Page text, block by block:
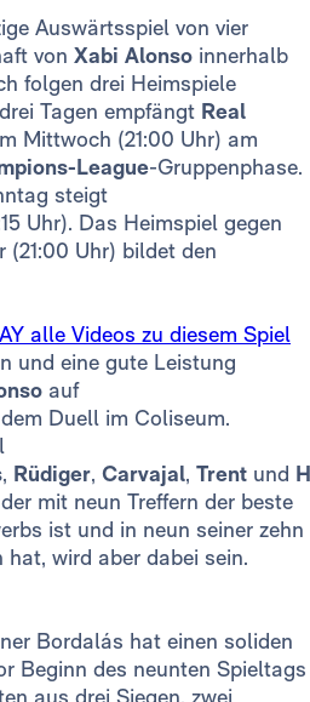
Auswärtsspiel von vier
von Xabi Alonso innerhalb
folgen drei Heimspiele
Tagen empfängt Real
Mittwoch (21:00 Uhr) am
League-Gruppenphase.
steigt
Uhr). Das Heimspiel gegen
(21:00 Uhr) bildet den
alle Videos zu diesem Spiel
und eine gute Leistung
auf
Duell im Coliseum.
, Rüdiger, Carvajal, Trent und
mit neun Treffern der beste
ist und in neun seiner zehn
hat, wird aber dabei sein.
Bordalás hat einen soliden
Beginn des neunten Spieltags
aus drei Siegen, zwei